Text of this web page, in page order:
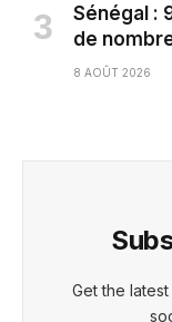
Sénégal :
de
8 AOÛT 2026
Get the